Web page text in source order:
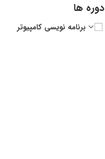
دوره ها
برنامه نویسی کامپیوتر